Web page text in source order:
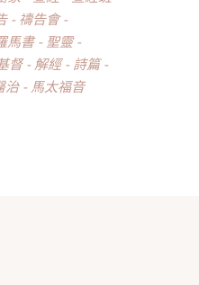
禱告會
馬書
聖靈
督 解經
詩篇
治 馬太福音